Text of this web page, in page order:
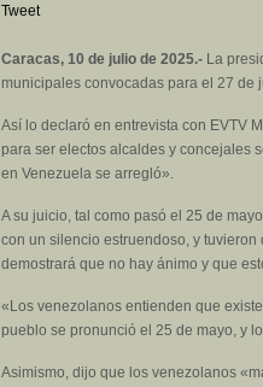
Tweet
Caracas, 10 de julio de 2025.- La
municipales convocadas para el 27 de
Así lo declaró en entrevista con EVTV
para ser electos alcaldes y concejales
en Venezuela se arregló».
A su juicio, tal como pasó el 25 de
con un silencio estruendoso, y
demostrará que no hay ánimo y que
«Los venezolanos entienden que
pueblo se pronunció el 25 de mayo, y
Asimismo, dijo que los venezolanos